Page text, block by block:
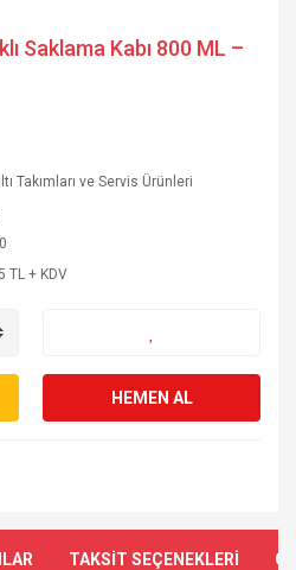
Saklama Kabı 800 ML –
Takımları ve Servis Ürünleri
TL + KDV
HEMEN AL
TAKSİT SEÇENEKLERİ